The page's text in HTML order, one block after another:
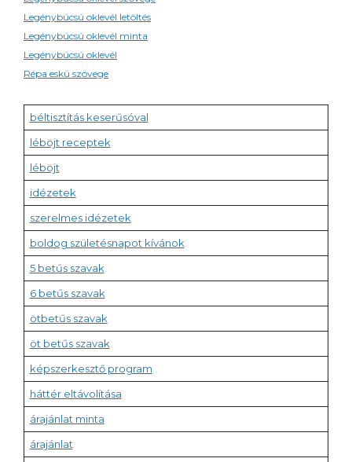
Legénybúcsú oklevél letöltés
Legénybúcsú oklevél minta
Legénybúcsú oklevél
Répa eskü szövege
béltisztítás keserűsóval
léböjt receptek
léböjt
idézetek
szerelmes idézetek
boldog születésnapot kívánok
5 betűs szavak
6 betűs szavak
ötbetűs szavak
öt betűs szavak
képszerkesztő program
háttér eltávolítása
árajánlat minta
árajánlat